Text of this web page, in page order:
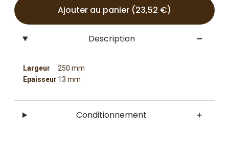
Ajouter au panier (23,52 €)
Description
Largeur
250 mm
Epaisseur 13 mm
Conditionnement